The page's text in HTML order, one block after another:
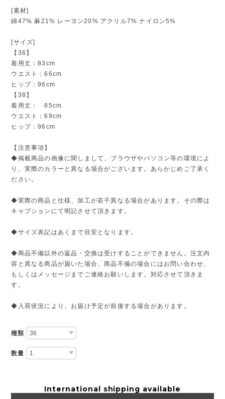
[素材]
綿47% 麻21% レーヨン20% アクリル7% ナイロン5%
[サイズ]
【36】
着用丈：83cm
ウエスト：66cm
ヒップ：96cm
【38】
着用丈： 85cm
ウエスト：69cm
ヒップ：96cm
【注意事項】
◆掲載商品の画像に関しまして、ブラウザやパソコン等の環境によ
り、実際のカラーと異なる場合がございます。あらかじめご了承く
ださい。
◆実際の商品と仕様、加工が若干異なる場合があります。その際は
キャプションにて明記させて頂きます。
◆サイズ表記はあくまで目安となります。
◆商品不備以外の返品・交換は受けすることができません。注文内
容と異なる商品が届いた場合、商品不備の場合にはお問い合わせ、
もしくはメッセージまでご連絡お願いします。対応させて頂きま
す。
◆入荷状況により、お届け予定が前後する場合があります。
種類
数量
International shipping available